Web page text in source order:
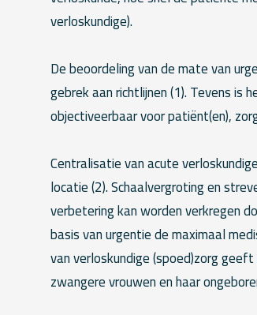
verloskundige).
De beoordeling van de mate van
gebrek aan richtlijnen (1). Tevens
objectiveerbaar voor patiënt(en),
Centralisatie van acute
locatie (2). Schaalvergroting en
verbetering kan worden verkregen
basis van urgentie de maximaal
van verloskundige (spoed)zorg
zwangere vrouwen en haar